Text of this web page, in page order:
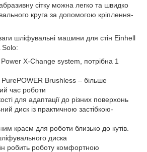
сітку можна легко та швидко
круга за допомогою кріплення-
шліфувальні машини для стін Einhell
Solo:
Power X-Change system, потрібна 1
PurePOWER Brushless – більше
час роботи
для адаптації до різних поверхонь
диск із практичною застібкою-
краєм для роботи близько до кутів.
диска
робить роботу комфортною